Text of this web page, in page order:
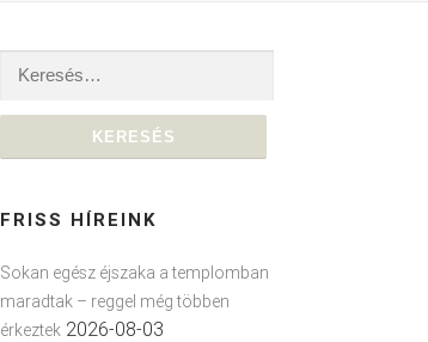
Keresés:
FRISS HÍREINK
Sokan egész éjszaka a templomban
maradtak – reggel még többen
érkeztek 2026-08-03